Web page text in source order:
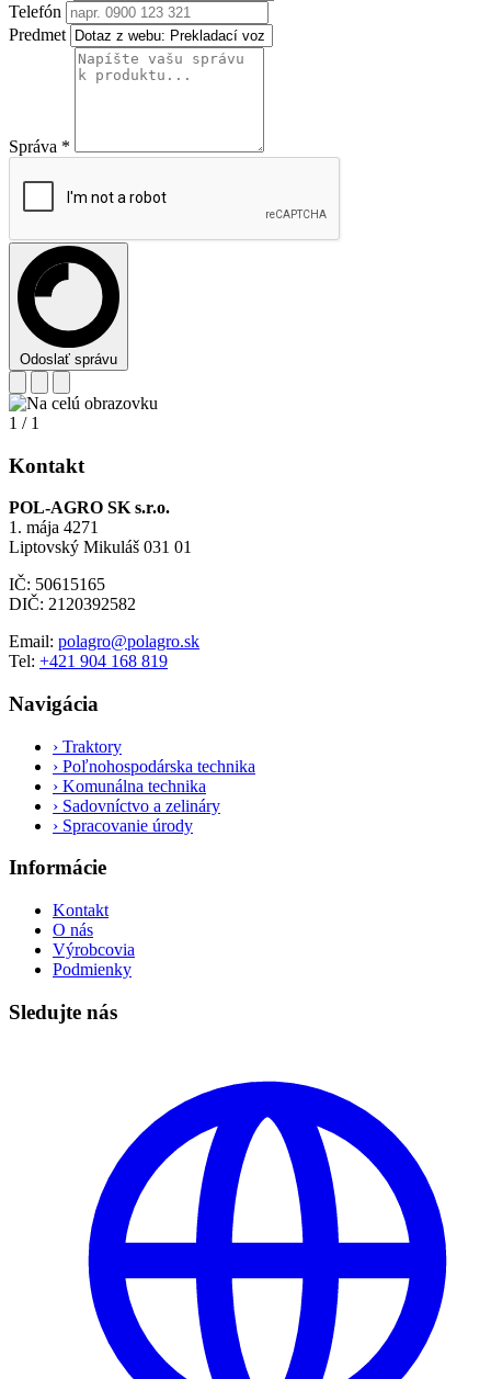
Telefón
Predmet
Správa *
Odoslať správu
1 / 1
Kontakt
POL-AGRO SK s.r.o.
1. mája 4271
Liptovský Mikuláš 031 01
IČ: 50615165
DIČ: 2120392582
Email: polagro@polagro.sk
Tel: +421 904 168 819
Navigácia
› Traktory
› Poľnohospodárska technika
› Komunálna technika
› Sadovníctvo a zelináry
› Spracovanie úrody
Informácie
Kontakt
O nás
Výrobcovia
Podmienky
Sledujte nás